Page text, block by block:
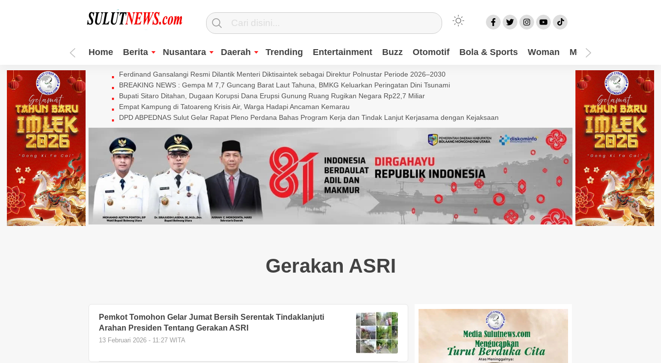
Home Berita Nusantara Daerah Trending Entertainment Buzz Otomotif Bola & Sports Woman Mom
Ferdinand Gansalangi Resmi Dilantik Menteri Diktisaintek sebagai Direktur Polnustar Periode 2026–2030
BREAKING NEWS : Gempa M 7,7 Guncang Barat Laut Tahuna, BMKG Keluarkan Peringatan Dini Tsunami
Bupati Sitaro Ditahan, Dugaan Korupsi Dana Erupsi Gunung Ruang Rugikan Negara Rp22,7 Miliar
Empat Kampung di Tatoareng Krisis Air, Warga Hadapi Ancaman Kemarau
DPD ABPEDNAS Sulut Gelar Rapat Pleno Perdana Bahas Program Kerja dan Tindak Lanjut Kerjasama dengan Kejaksaan
Gerakan ASRI
Pemkot Tomohon Gelar Jumat Bersih Serentak Tindaklanjuti
Arahan Presiden Tentang Gerakan ASRI
13 Februari 2026 - 11:27 WITA